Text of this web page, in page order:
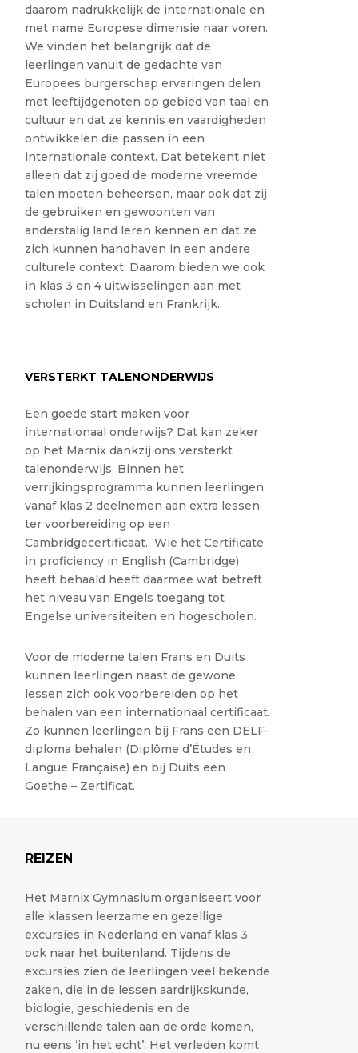
daarom nadrukkelijk de internationale en
met name Europese dimensie naar voren.
We vinden het belangrijk dat de
leerlingen vanuit de gedachte van
Europees burgerschap ervaringen delen
met leeftijdgenoten op gebied van taal en
cultuur en dat ze kennis en vaardigheden
ontwikkelen die passen in een
internationale context. Dat betekent niet
alleen dat zij goed de moderne vreemde
talen moeten beheersen, maar ook dat zij
de gebruiken en gewoonten van
anderstalig land leren kennen en dat ze
zich kunnen handhaven in een andere
culturele context. Daarom bieden we ook
in klas 3 en 4 uitwisselingen aan met
scholen in Duitsland en Frankrijk.
VERSTERKT TALENONDERWIJS
Een goede start maken voor
internationaal onderwijs? Dat kan zeker
op het Marnix dankzij ons versterkt
talenonderwijs. Binnen het
verrijkingsprogramma kunnen leerlingen
vanaf klas 2 deelnemen aan extra lessen
ter voorbereiding op een
Cambridgecertificaat. Wie het Certificate
in proficiency in English (Cambridge)
heeft behaald heeft daarmee wat betreft
het niveau van Engels toegang tot
Engelse universiteiten en hogescholen.
Voor de moderne talen Frans en Duits
kunnen leerlingen naast de gewone
lessen zich ook voorbereiden op het
behalen van een internationaal certificaat.
Zo kunnen leerlingen bij Frans een DELF-
diploma behalen (Diplôme d’Études en
Langue Française) en bij Duits een
Goethe – Zertificat.
REIZEN
Het Marnix Gymnasium organiseert voor
alle klassen leerzame en gezellige
excursies in Nederland en vanaf klas 3
ook naar het buitenland. Tijdens de
excursies zien de leerlingen veel bekende
zaken, die in de lessen aardrijkskunde,
biologie, geschiedenis en de
verschillende talen aan de orde komen,
nu eens ‘in het echt’. Het verleden komt